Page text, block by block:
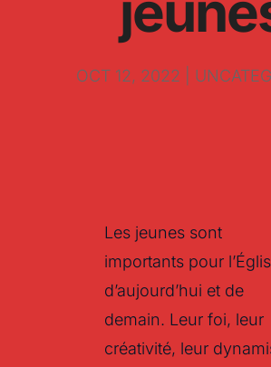
OCT 12, 2022
Les jeunes sont
importants pour
d’aujourd’hui et de
demain. Leur foi, leur
créativité, leur